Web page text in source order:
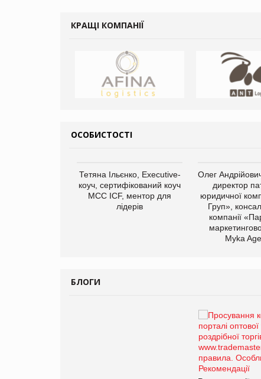
КРАЩІ КОМПАНІЇ
ОСОБИСТОСТІ
Тетяна Ільєнко, Executive-
коуч, сертифікований коуч
МСС ICF, ментор для
лідерів
Олег
директор
юридичної
Груп»,
компанії
Myka
БЛОГИ